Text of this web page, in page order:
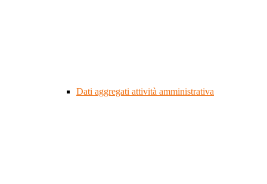
Dati aggregati attività amministrativa